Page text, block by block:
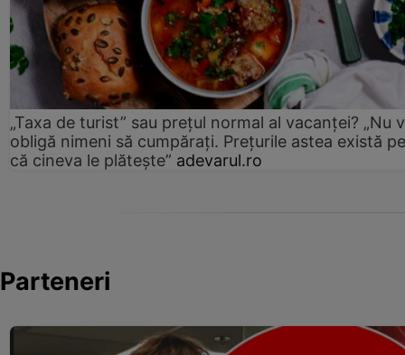
„Taxa de turist” sau prețul normal al vacanței? „Nu
obligă nimeni să cumpărați. Prețurile astea există
că cineva le plătește” adevarul.ro
Parteneri